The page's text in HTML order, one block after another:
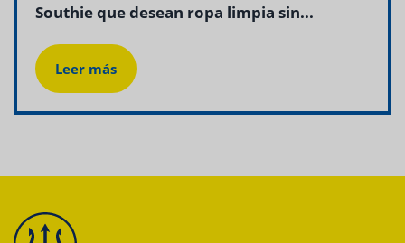
Southie que desean ropa limpia sin...
Leer más